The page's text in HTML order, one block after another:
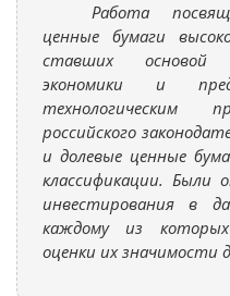
Работа
ценные бумаги
ставших основой
экономики и
технологическим
российского
и долевые ценные
классификации. Были
инвестирования в
каждому из которых
оценки их значимости